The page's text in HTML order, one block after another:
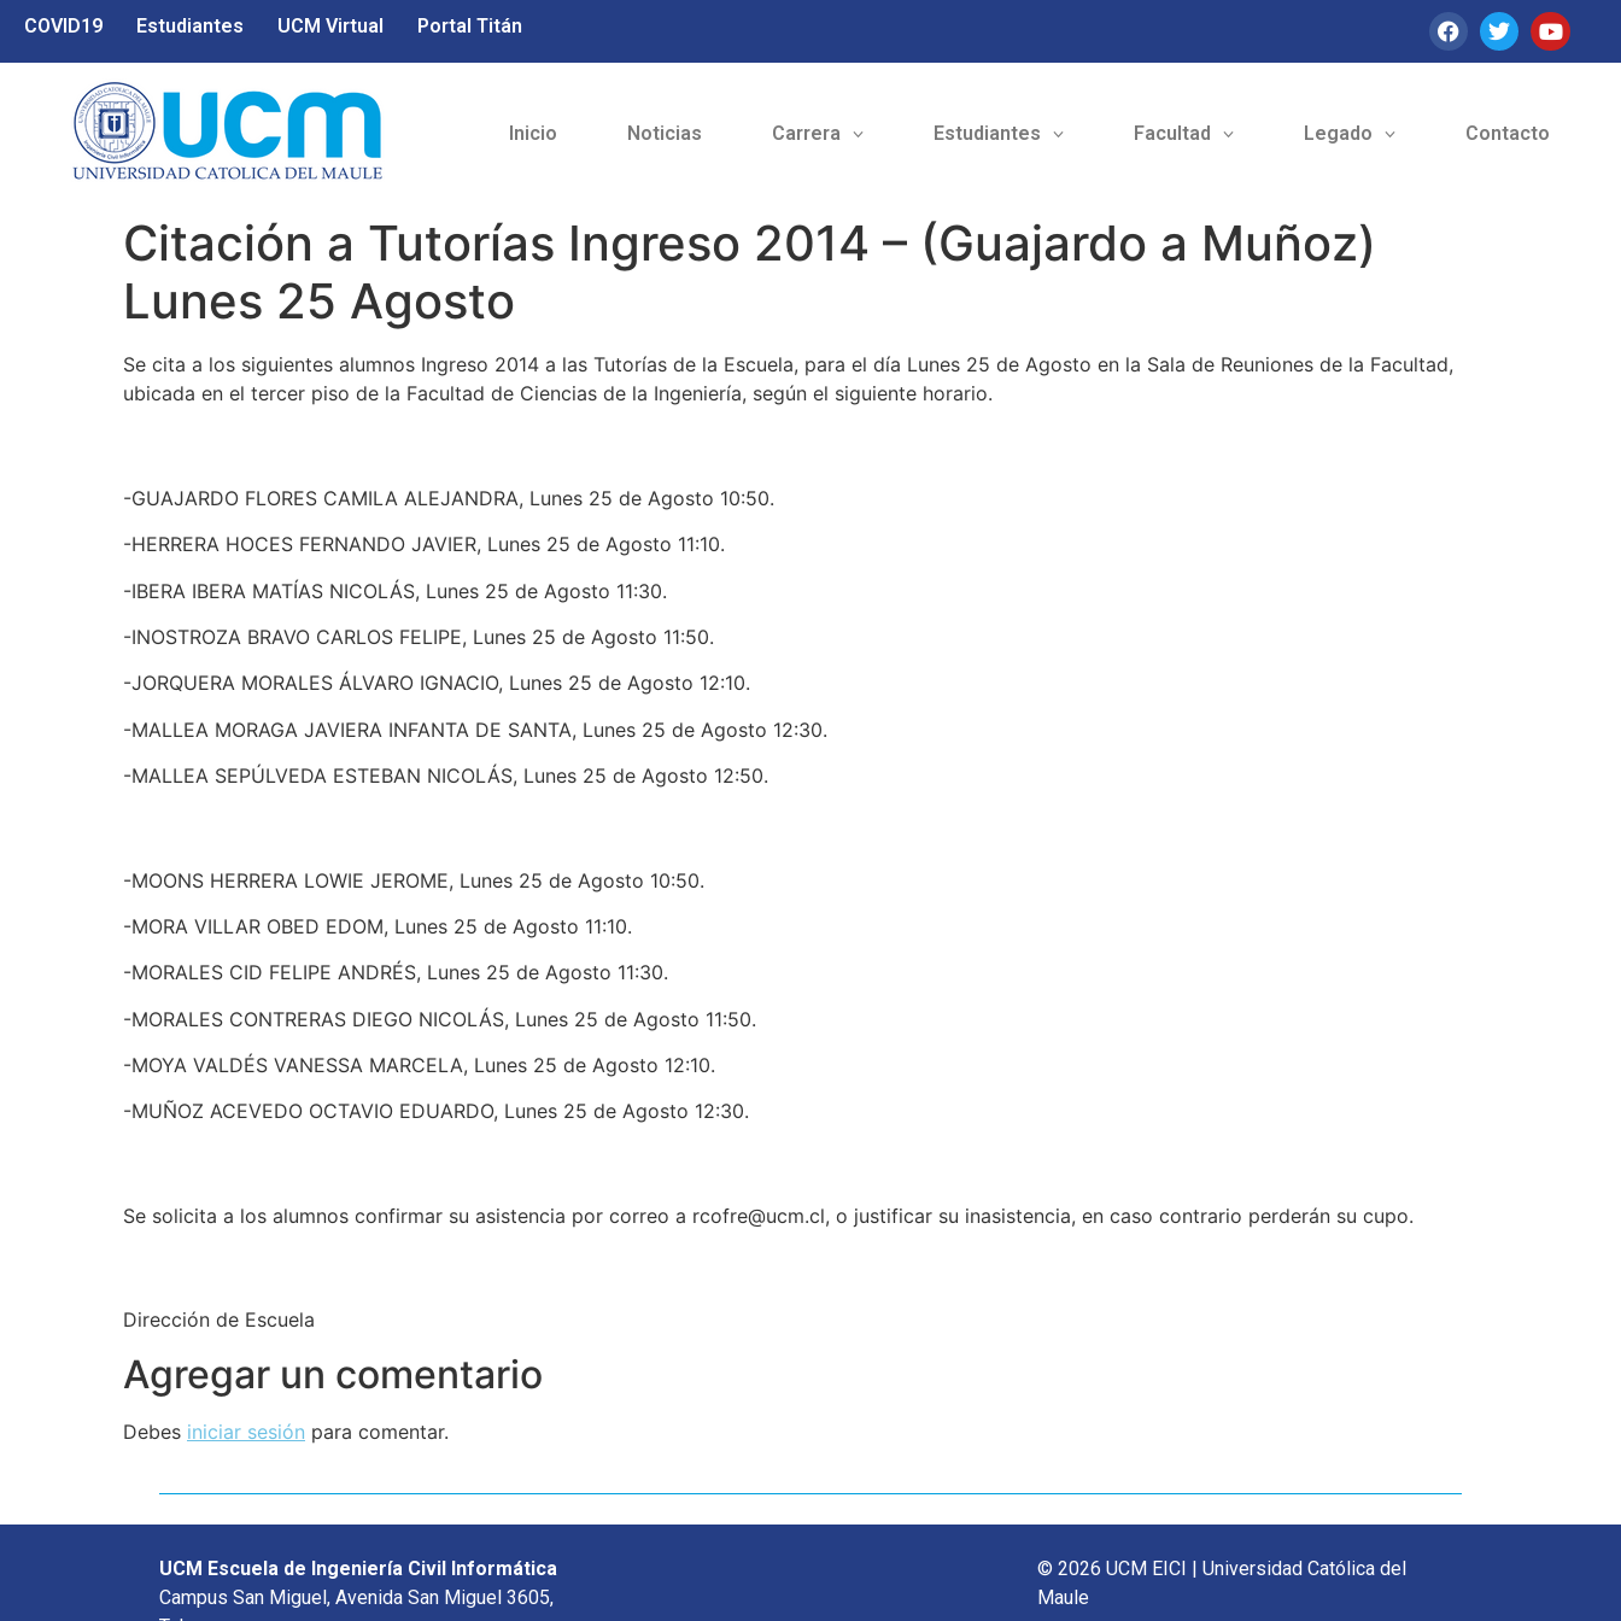
COVID19 Estudiantes UCM Virtual Portal Titán
Inicio Noticias Carrera Estudiantes Facultad Legado Contacto
Citación a Tutorías Ingreso 2014 – (Guajardo a Muñoz)
Lunes 25 Agosto
Se cita a los siguientes alumnos Ingreso 2014 a las Tutorías de la Escuela, para el día Lunes 25 de Agosto en la Sala de Reuniones de la Facultad,
ubicada en el tercer piso de la Facultad de Ciencias de la Ingeniería, según el siguiente horario.
-GUAJARDO FLORES CAMILA ALEJANDRA, Lunes 25 de Agosto 10:50.
-HERRERA HOCES FERNANDO JAVIER, Lunes 25 de Agosto 11:10.
-IBERA IBERA MATÍAS NICOLÁS, Lunes 25 de Agosto 11:30.
-INOSTROZA BRAVO CARLOS FELIPE, Lunes 25 de Agosto 11:50.
-JORQUERA MORALES ÁLVARO IGNACIO, Lunes 25 de Agosto 12:10.
-MALLEA MORAGA JAVIERA INFANTA DE SANTA, Lunes 25 de Agosto 12:30.
-MALLEA SEPÚLVEDA ESTEBAN NICOLÁS, Lunes 25 de Agosto 12:50.
-MOONS HERRERA LOWIE JEROME, Lunes 25 de Agosto 10:50.
-MORA VILLAR OBED EDOM, Lunes 25 de Agosto 11:10.
-MORALES CID FELIPE ANDRÉS, Lunes 25 de Agosto 11:30.
-MORALES CONTRERAS DIEGO NICOLÁS, Lunes 25 de Agosto 11:50.
-MOYA VALDÉS VANESSA MARCELA, Lunes 25 de Agosto 12:10.
-MUÑOZ ACEVEDO OCTAVIO EDUARDO, Lunes 25 de Agosto 12:30.
Se solicita a los alumnos confirmar su asistencia por correo a rcofre@ucm.cl, o justificar su inasistencia, en caso contrario perderán su cupo.
Dirección de Escuela
Agregar un comentario
Debes iniciar sesión para comentar.
UCM Escuela de Ingeniería Civil Informática
Campus San Miguel, Avenida San Miguel 3605,
© 2026 UCM EICI | Universidad Católica del
Maule